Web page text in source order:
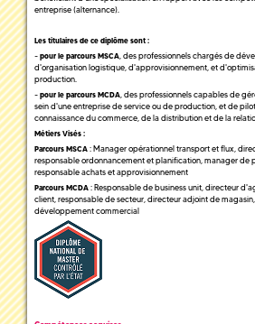
entreprise (alternance).
Les titulaires de ce diplôme sont :
- pour le parcours MSCA , des professionnels chargés de
d'organisation logistique, d'approvisionnement, et
production.
- pour le parcours MCDA , des professionnels capables de
sein d'une entreprise de service ou de production, et de
connaissance du commerce, de la distribution et de la
Métiers Visés :
Parcours MSCA : Manager opérationnel transport et flux,
responsable ordonnancement et planification, manager de
responsable achats et approvisionnement
Parcours MCDA : Responsable de business unit, directeur
client, responsable de secteur, directeur adjoint de
développement commercial